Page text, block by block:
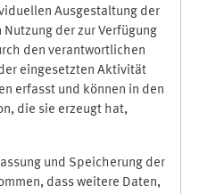
Ausgestaltung der
der zur Verfügung
den verantwortlichen
eingesetzten Aktivität
erfasst und können in den
die sie erzeugt hat,
und Speicherung der
dass weitere Daten,